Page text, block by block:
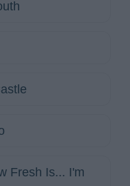
Fresh Is... I'm